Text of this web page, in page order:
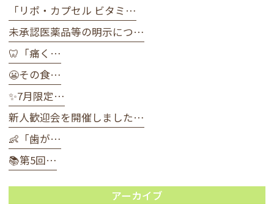
「リポ・カプセル ビタミ…
未承認医薬品等の明示につ…
🦷「痛く…
😬その食…
✨7月限定…
新人歓迎会を開催しました…
👶「歯が…
📚第5回…
アーカイブ